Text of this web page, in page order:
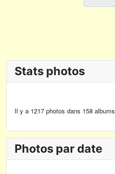
Stats photos
Il y a 1217 photos dans 158 albums
Photos par date